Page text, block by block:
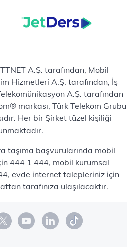
A.Ş. tarafından, Mobil
Hizmetleri A.Ş. tarafından, İş
A.Ş. tarafından
markası, Türk Telekom Grubu
Her bir Şirket tüzel kişiliği
taşıma başvurularında mobil
444 1 444, mobil kurumsal
evde internet talepleriniz için
tarafınıza ulaşılacaktır.